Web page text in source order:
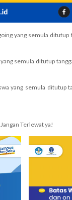
yang semula
semula ditutup
yang semula
Jangan Terlewat ya!